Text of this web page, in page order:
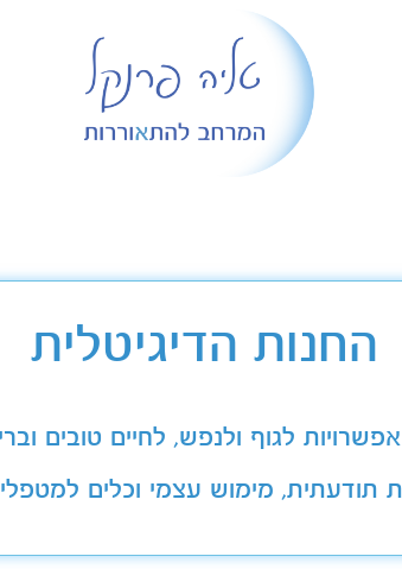
החנות הדיגיטלית
אפשרויות לגוף ולנפש, לחיים טובים
תודעתית, מימוש עצמי וכלים